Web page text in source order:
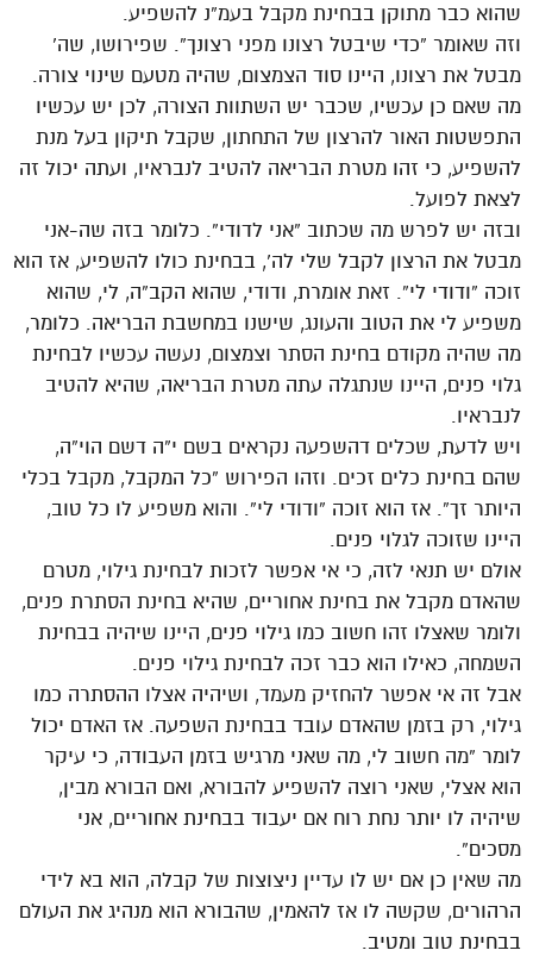
שהוא כבר מתוקן בבחינת מקבל בעמ”נ להשפיע.
וזה שאומר “כדי שיבטל רצונו מפני רצונך”. שפירושו, שה’
מבטל את רצונו, היינו סוד הצמצום, שהיה מטעם שינוי צורה.
מה שאם כן עכשיו, שכבר יש השתוות הצורה, לכן יש עכשיו
התפשטות האור להרצון של התחתון, שקבל תיקון בעל מנת
להשפיע, כי זהו מטרת הבריאה להטיב לנבראיו, ועתה יכול זה
לצאת לפועל.
ובזה יש לפרש מה שכתוב “אני לדודי”. כלומר בזה שה-אני
מבטל את הרצון לקבל שלי לה’, בבחינת כולו להשפיע, אז הוא
זוכה “ודודי לי”. זאת אומרת, ודודי, שהוא הקב”ה, לי, שהוא
משפיע לי את הטוב והעונג, שישנו במחשבת הבריאה. כלומר,
מה שהיה מקודם בחינת הסתר וצמצום, נעשה עכשיו לבחינת
גלוי פנים, היינו שנתגלה עתה מטרת הבריאה, שהיא להטיב
לנבראיו.
ויש לדעת, שכלים דהשפעה נקראים בשם י”ה דשם הוי”ה,
שהם בחינת כלים זכים. וזהו הפירוש “כל המקבל, מקבל בכלי
היותר זך”. אז הוא זוכה “ודודי לי”. והוא משפיע לו כל טוב,
היינו שזוכה לגלוי פנים.
אולם יש תנאי לזה, כי אי אפשר לזכות לבחינת גילוי, מטרם
שהאדם מקבל את בחינת אחוריים, שהיא בחינת הסתרת פנים,
ולומר שאצלו זהו חשוב כמו גילוי פנים, היינו שיהיה בבחינת
השמחה, כאילו הוא כבר זכה לבחינת גילוי פנים.
אבל זה אי אפשר להחזיק מעמד, ושיהיה אצלו ההסתרה כמו
גילוי, רק בזמן שהאדם עובד בבחינת השפעה. אז האדם יכול
לומר “מה חשוב לי, מה שאני מרגיש בזמן העבודה, כי עיקר
הוא אצלי, שאני רוצה להשפיע להבורא, ואם הבורא מבין,
שיהיה לו יותר נחת רוח אם יעבוד בבחינת אחוריים, אני
מסכים”.
מה שאין כן אם יש לו עדיין ניצוצות של קבלה, הוא בא לידי
הרהורים, שקשה לו אז להאמין, שהבורא הוא מנהיג את העולם
בבחינת טוב ומטיב.